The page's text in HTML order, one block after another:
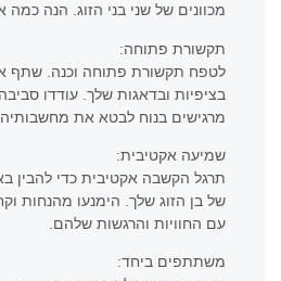
מכוונים של שני בני הזוג. הנה כמה
תקשורת פתוחה:
לטפח תקשורת פתוחה וכנה. שתף
בציפיות ובדאגות שלך. עודדו
מרגישים בנוח לבטא את
שמיעה אקטיבית:
תרגל הקשבה אקטיבית כדי להבין
של בן הזוג שלך. הימנעו מהנחות
עם החוויות והרגשות שלהם.
משתתפים ביחד: